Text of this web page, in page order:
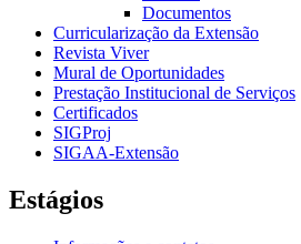
Documentos
Curricularização da Extensão
Revista Viver
Mural de Oportunidades
Prestação Institucional de Serviços
Certificados
SIGProj
SIGAA-Extensão
Estágios